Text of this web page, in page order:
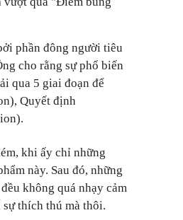
phần đông người tiêu
cho rằng sự phổ biến
qua 5 giai đoạn để
Quyết định
khi ấy chỉ những
này. Sau đó, những
không quá nhạy cảm
thích thú mà thôi.